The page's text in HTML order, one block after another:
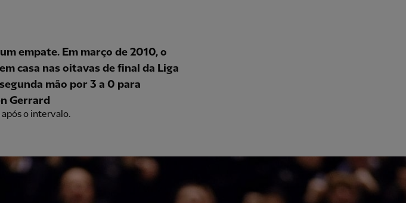
empate. Em março de 2010, o
casa nas oitavas de final da Liga
mão por 3 a 0 para
Gerrard
o intervalo.